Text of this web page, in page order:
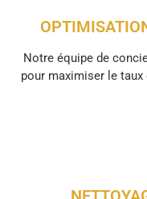
Notre équipe de
pour maximiser le